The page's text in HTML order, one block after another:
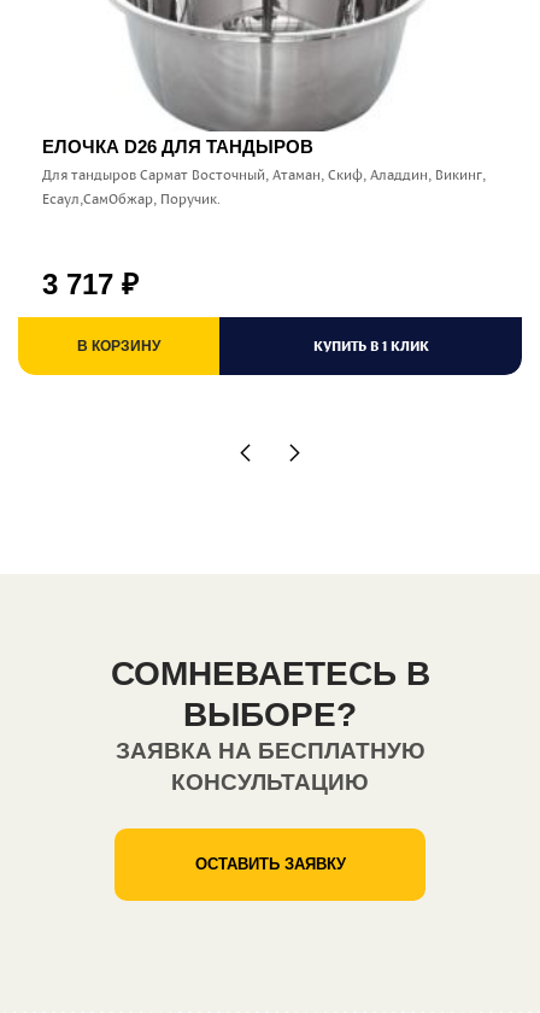
ЕЛОЧКА D26 ДЛЯ ТАНДЫРОВ
Для тандыров Сармат Восточный, Атаман, Скиф, Аладдин, Викинг,
Есаул,СамОбжар, Поручик.
3 717 ₽
В КОРЗИНУ КУПИТЬ В 1 КЛИК
СОМНЕВАЕТЕСЬ В
ВЫБОРЕ?
ЗАЯВКА НА БЕСПЛАТНУЮ
КОНСУЛЬТАЦИЮ
ОСТАВИТЬ ЗАЯВКУ